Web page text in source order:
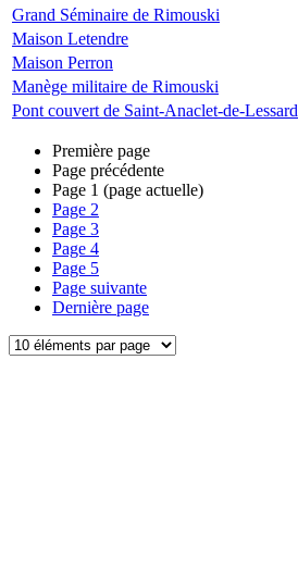
Grand Séminaire de Rimouski
Maison Letendre
Maison Perron
Manège militaire de Rimouski
Pont couvert de Saint-Anaclet-de-Lessard
Première page
Page précédente
Page 1 (page actuelle)
Page 2
Page 3
Page 4
Page 5
Page suivante
Dernière page